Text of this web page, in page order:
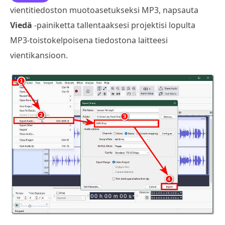
vientitiedoston muotoasetukseksi MP3, napsauta
Viedä -painiketta tallentaaksesi projektisi lopulta
MP3-toistokelpoisena tiedostona laitteesi
vientikansioon.